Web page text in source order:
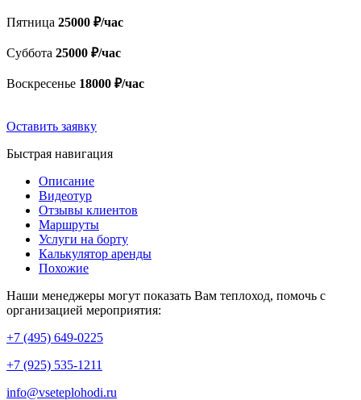
Пятница 25000 ₽/час
Суббота 25000 ₽/час
Воскресенье 18000 ₽/час
Оставить заявку
Быстрая навигация
Описание
Видеотур
Отзывы клиентов
Маршруты
Услуги на борту
Калькулятор аренды
Похожие
Наши менеджеры могут показать Вам теплоход, помочь с
организацией мероприятия:
+7 (495) 649-0225
+7 (925) 535-1211
info@vseteplohodi.ru